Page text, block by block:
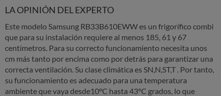
LA OPINIÓN DEL EXPERTO
Este modelo Samsung RB33B610EWW es un frigorífico combi
que para su instalación requiere al menos 185, 61 y 67
centímetros. Para su correcto funcionamiento necesita unos
cm más tanto por encima como por detrás para garantizar una
correcta ventilación. Su clase climática es SN,N,ST,T . Por tanto,
su funcionamiento es adecuado para una temperatura
ambiente que vaya desde10°C hasta 43°C grados, lo que